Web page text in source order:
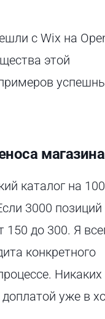
с Wix на
этой
магазина
каталог на
3000 позиций
150 до 300. Я
конкретного
Никаких
уже в